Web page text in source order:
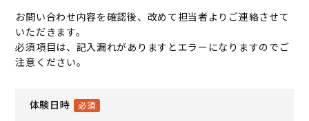
お問い合わせ内容を確認後、改めて担当者よりご連絡させて
いただきます。
必須項目は、記入漏れがありますとエラーになりますのでご
注意ください。
体験日時